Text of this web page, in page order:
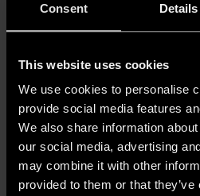
Consent Details
This website uses cookies
We use cookies to personalise
provide social media features
We also share information
our social media, advertising
may combine it with other
provided to them or that